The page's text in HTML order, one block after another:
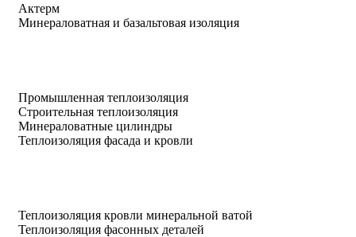
Актерм
Минераловатная и базальтовая изоляция
Промышленная теплоизоляция
Строительная теплоизоляция
Минераловатные цилиндры
Теплоизоляция фасада и кровли
Теплоизоляция кровли минеральной ватой
Теплоизоляция фасонных деталей